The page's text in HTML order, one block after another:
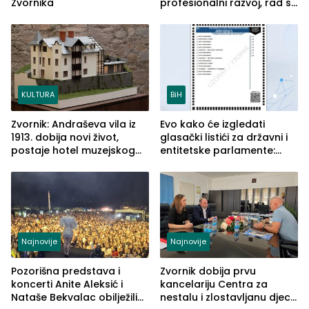
služba građanima
KULTURA
Zvornik: Andraševa vila iz
1913. dobija novi život,
postaje hotel muzejskog
BiH
Evo kako će izgledati
glasački listići za državni i
entitetske parlamente:
vidljive na njima
Najnovije
Pozorišna predstava i
koncerti Anite Aleksić i
Nataše Bekvalac obilježili
Najnovije
Zvornik dobija prvu
kancelariju Centra za
nestalu i zlostavljanu djecu